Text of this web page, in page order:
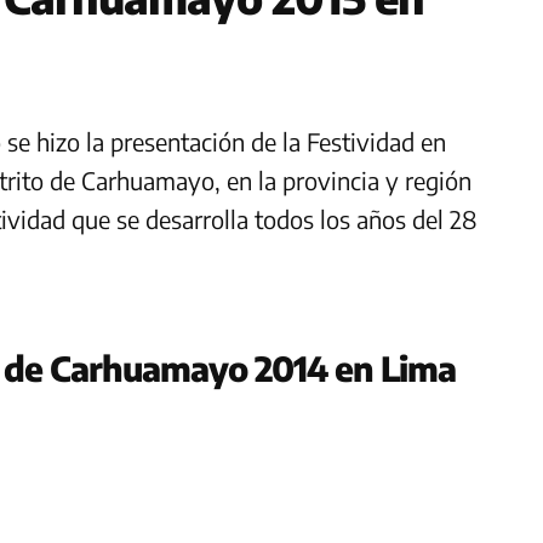
hizo la presentación de la Festividad en
de Carhuamayo, en la provincia y región
que se desarrolla todos los años del 28
Carhuamayo 2014 en Lima